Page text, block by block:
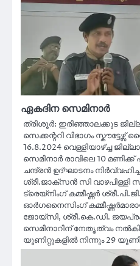
ഏകദിന സെമിനാർ
ത്രിശൂർ: ഇരിഞ്ഞാലക്കുട
സെക്കന്ററി വിഭാഗം
16.8.2024 വെള്ളിയാഴ്ച്ച
സെമിനാർ രാവിലെ 10
ചന്ദ്രൻ ഉദ്ഘാടനം
ശ്രീ.ജാക്സൻ സി വാഴപിള്ളി
ട്രെയ്നിംഗ് കമ്മീഷ്ണർ
ഓർഗനൈസിംഗ്
ജോയ്സി, ശ്രീ.കെ.ഡി.
സെമിനാറിന് നേതൃത്വം
യൂണിറ്റുകളിൽ നിന്നും 29